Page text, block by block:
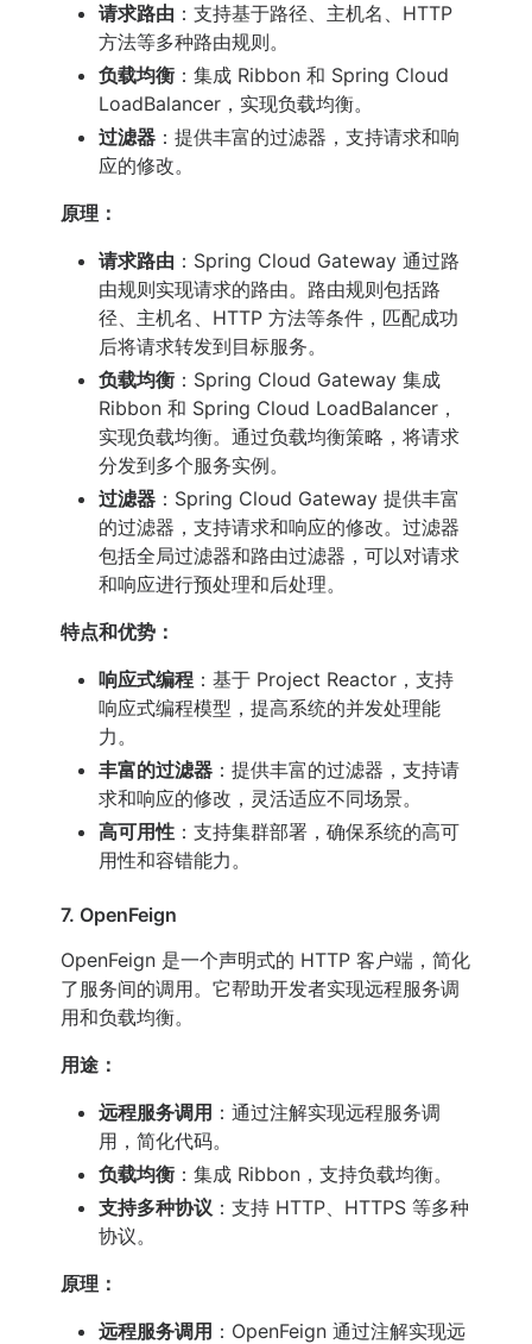
请求路由 ：支持基于路径、主机名、HTTP
方法等多种路由规则。
负载均衡 ：集成 Ribbon 和 Spring Cloud
LoadBalancer，实现负载均衡。
过滤器 ：提供丰富的过滤器，支持请求和响
应的修改。
原理：
请求路由 ：Spring Cloud Gateway 通过路
由规则实现请求的路由。路由规则包括路
径、主机名、HTTP 方法等条件，匹配成功
后将请求转发到目标服务。
负载均衡 ：Spring Cloud Gateway 集成
Ribbon 和 Spring Cloud LoadBalancer，
实现负载均衡。通过负载均衡策略，将请求
分发到多个服务实例。
过滤器 ：Spring Cloud Gateway 提供丰富
的过滤器，支持请求和响应的修改。过滤器
包括全局过滤器和路由过滤器，可以对请求
和响应进行预处理和后处理。
特点和优势：
响应式编程 ：基于 Project Reactor，支持
响应式编程模型，提高系统的并发处理能
力。
丰富的过滤器 ：提供丰富的过滤器，支持请
求和响应的修改，灵活适应不同场景。
高可用性 ：支持集群部署，确保系统的高可
用性和容错能力。
7. OpenFeign
OpenFeign 是一个声明式的 HTTP 客户端，简化
了服务间的调用。它帮助开发者实现远程服务调
用和负载均衡。
用途：
远程服务调用 ：通过注解实现远程服务调
用，简化代码。
负载均衡 ：集成 Ribbon，支持负载均衡。
支持多种协议 ：支持 HTTP、HTTPS 等多种
协议。
原理：
远程服务调用 ：OpenFeign 通过注解实现远